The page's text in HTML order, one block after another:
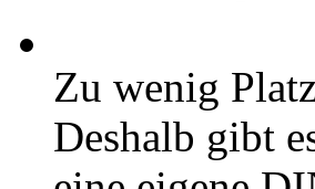
Zu wenig
Deshalb gibt